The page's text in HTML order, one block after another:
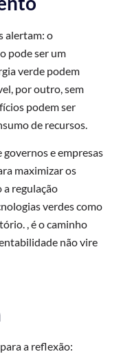
alertam: o
pode ser um
verde podem
por outro, sem
podem ser
de recursos.
e empresas
maximizar os
a regulação
verdes como
, é o caminho
não vire
a reflexão: